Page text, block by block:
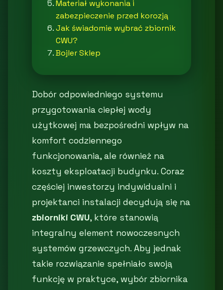
Materiał wykonania i
zabezpieczenie przed korozją
Jak świadomie wybrać zbiornik
CWU?
Bojler Sklep
Dobór odpowiedniego systemu
przygotowania ciepłej wody
użytkowej ma bezpośredni wpływ na
komfort codziennego
funkcjonowania, ale również na
koszty eksploatacji budynku. Coraz
częściej inwestorzy indywidualni i
projektanci instalacji decydują się na
zbiorniki CWU, które stanowią
integralny element nowoczesnych
systemów grzewczych. Aby jednak
takie rozwiązanie spełniało swoją
funkcję w praktyce, wybór zbiornika